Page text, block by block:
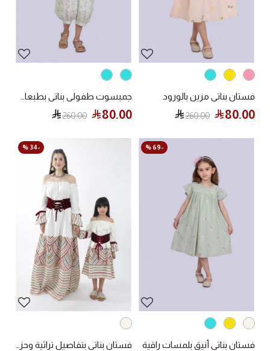
فستان بناتي مزين بالورود
80.00
260.00
جمبسوت طفولي بناتي بطبعات زهرية وياقة مطرزة
80.00
260.00
-69 %
فستان بناتي أنيق بلمسات راقية
-34 %